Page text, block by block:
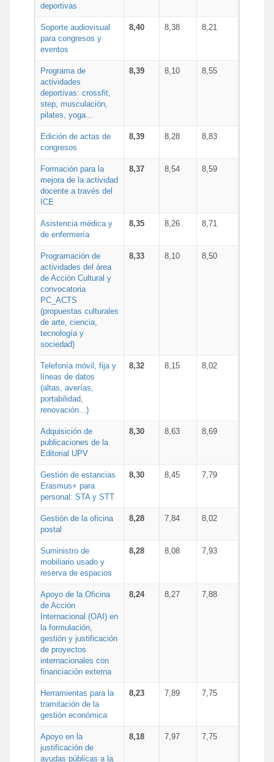
deportivas
Soporte audiovisual
para congresos y
eventos
8,40 8,38 8,21
Programa de
actividades
deportivas: crossfit,
step, musculación,
pilates, yoga...
8,39 8,10 8,55
Edición de actas de
congresos
8,39 8,28 8,83
Formación para la
mejora de la actividad
docente a través del
ICE
8,37 8,54 8,59
Asistencia médica y
de enfermería
8,35 8,26 8,71
Programación de
actividades del área
de Acción Cultural y
convocatoria
PC_ACTS
(propuestas culturales
de arte, ciencia,
tecnología y
sociedad)
8,33 8,10 8,50
Telefonía móvil, fija y
líneas de datos
(altas, averías,
portabilidad,
renovación...)
8,32 8,15 8,02
Adquisición de
publicaciones de la
Editorial UPV
8,30 8,63 8,69
Gestión de estancias
Erasmus+ para
personal: STA y STT
8,30 8,45 7,79
Gestión de la oficina
postal
8,28 7,84 8,02
Suministro de
mobiliario usado y
reserva de espacios
8,28 8,08 7,93
Apoyo de la Oficina
de Acción
Internacional (OAI) en
la formulación,
gestión y justificación
de proyectos
internacionales con
financiación externa
8,24 8,27 7,88
Herramientas para la
tramitación de la
gestión económica
8,23 7,89 7,75
Apoyo en la
justificación de
ayudas públicas a la
8,18 7,97 7,75